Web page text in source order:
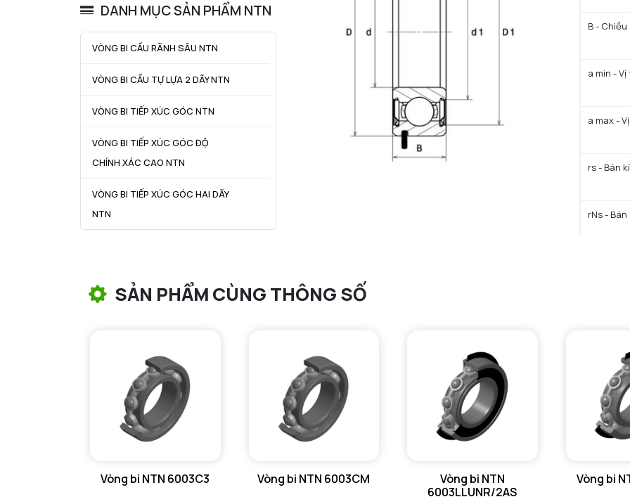
DANH MỤC SẢN PHẨM NTN
VÒNG BI CẦU RÃNH SÂU NTN
VÒNG BI CẦU TỰ LỰA 2 DÃY NTN
VÒNG BI TIẾP XÚC GÓC NTN
VÒNG BI TIẾP XÚC GÓC ĐỘ
CHÍNH XÁC CAO NTN
VÒNG BI TIẾP XÚC GÓC HAI DÃY
NTN
VÒNG BI ĐŨA TRỤ NTN
VÒNG BI KIM NTN
VÒNG BI CHẶN TRỤC NTN
GỐI ĐỠ NTN
B - Chiều
a min -
a max -
rs - Bán
rNs -
b max -
a -
SẢN PHẨM CÙNG THÔNG SỐ
Vòng bi NTN 6003C3 Vòng bi NTN 6003CM
Vòng bi NTN
6003LLUNR/2AS
Vòng bi